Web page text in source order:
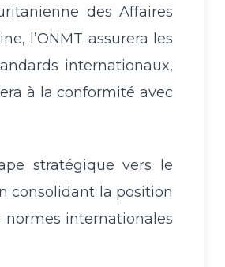
des Affaires
l’ONMT assurera les
internationaux,
à la conformité avec
stratégique vers le
consolidant la position
normes internationales